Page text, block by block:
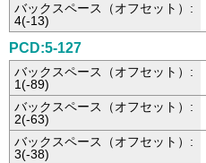
バックスペース（オフセット）:
4(-13)
PCD:5-127
バックスペース（オフセット）:
1(-89)
バックスペース（オフセット）:
2(-63)
バックスペース（オフセット）:
3(-38)